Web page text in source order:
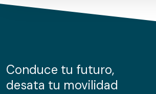
de cookies.
información sobre el uso que haga del
nuestros partners de redes sociales,
Conduce tu futuro,
desata tu movilidad